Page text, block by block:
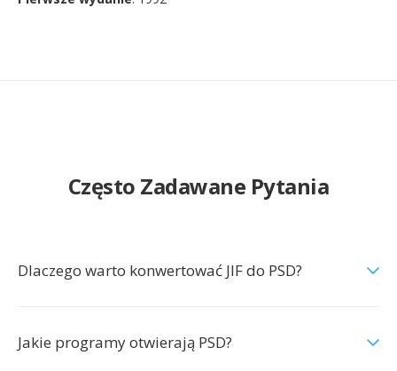
Często Zadawane Pytania
Dlaczego warto konwertować JIF do PSD?
Jakie programy otwierają PSD?